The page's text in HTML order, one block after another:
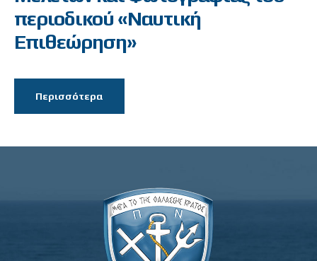
περιοδικού «Ναυτική
Επιθεώρηση»
Περισσότερα